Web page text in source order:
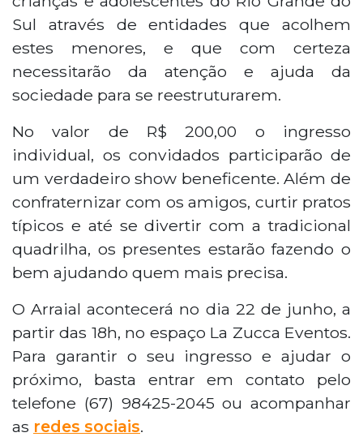
Sul através de entidades que acolhem
estes menores, e que com certeza
necessitarão da atenção e ajuda da
sociedade para se reestruturarem.
No valor de R$ 200,00 o ingresso
individual, os convidados participarão de
um verdadeiro show beneficente. Além de
confraternizar com os amigos, curtir pratos
típicos e até se divertir com a tradicional
quadrilha, os presentes estarão fazendo o
bem ajudando quem mais precisa.
O Arraial acontecerá no dia 22 de junho, a
partir das 18h, no espaço La Zucca Eventos.
Para garantir o seu ingresso e ajudar o
próximo, basta entrar em contato pelo
telefone (67) 98425-2045 ou acompanhar
as redes sociais.